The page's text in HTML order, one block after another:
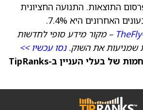
פרסום התוצאות. התנועה החציונית
האחרונים היא 7.4%.
TheFly – מקור מידע סופי לחדשות
שמניעות את השוק.נסו עכשיו >>
ראו את המניות החמות של בעלי העניין ב-TipRanks